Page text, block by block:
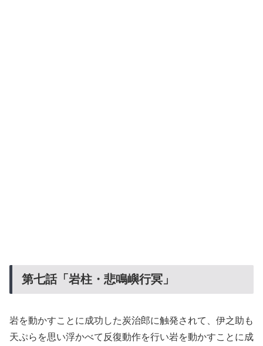
第七話「岩柱・悲鳴嶼行冥」
岩を動かすことに成功した炭治郎に触発されて、伊之助も
天ぷらを思い浮かべて反復動作を行い岩を動かすことに成